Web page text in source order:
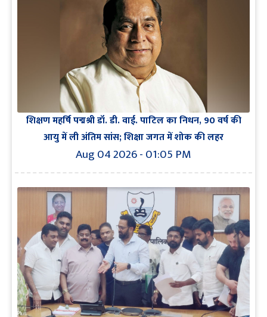
शिक्षण महर्षि पद्मश्री डॉ. डी. वाई. पाटिल का निधन, 90 वर्ष की
आयु में ली अंतिम सांस; शिक्षा जगत में शोक की लहर
Aug 04 2026 - 01:05 PM